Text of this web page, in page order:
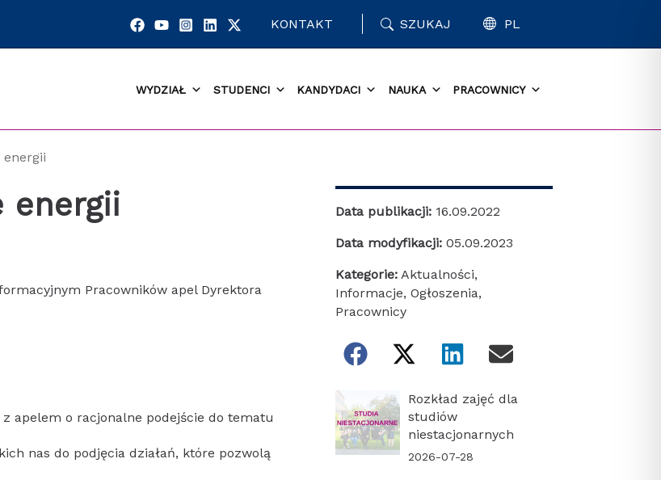
KONTAKT SZUKAJ PL
WYDZIAŁ STUDENCI KANDYDACI NAUKA PRACOWNICY
energii
energii
Pracowników apel Dyrektora
apelem o racjonalne podejście do tematu
nas do podjęcia działań, które pozwolą
Data publikacji: 16.09.2022
Data modyfikacji: 05.09.2023
Kategorie: Aktualności,
Informacje, Ogłoszenia,
Pracownicy
Rozkład zajęć dla
studiów
niestacjonarnych
2026-07-28